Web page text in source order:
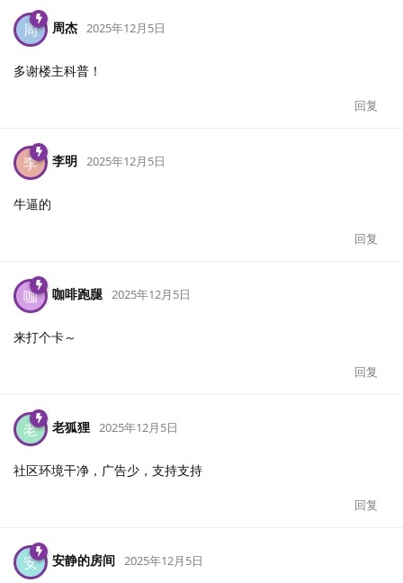
周 周杰 2025年12月5日
多谢楼主科普！
回复
李 李明 2025年12月5日
牛逼的
回复
咖 咖啡跑腿 2025年12月5日
来打个卡～
回复
老 老狐狸 2025年12月5日
社区环境干净，广告少，支持支持
回复
安 安静的房间 2025年12月5日